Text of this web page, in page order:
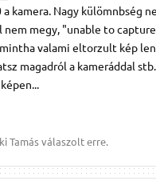
a kamera. Nagy külömnbség
nem megy, "unable to
valami eltorzult kép
magadról a kameráddal
Tamásválaszolt erre.